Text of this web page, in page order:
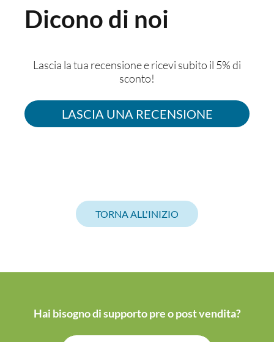
Dicono di noi
Lascia la tua recensione e ricevi subito il 5% di
sconto!
LASCIA UNA RECENSIONE
TORNA ALL'INIZIO
Hai bisogno di supporto pre o post vendita?